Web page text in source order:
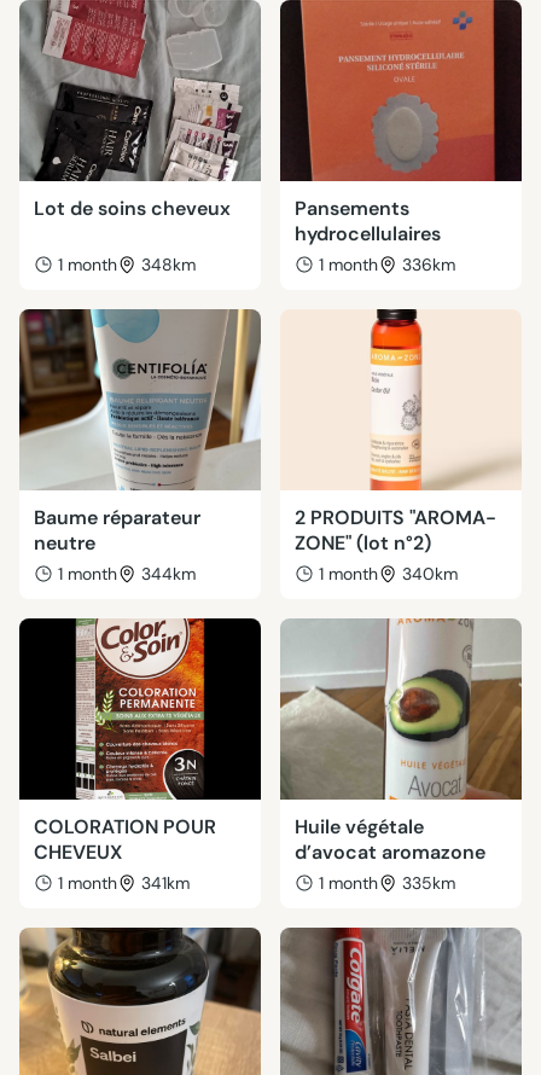
Lot de soins cheveux
1 month 348km
Pansements
hydrocellulaires
1 month 336km
Baume réparateur
neutre
1 month 344km
2 PRODUITS "AROMA-
ZONE" (lot n°2)
1 month 340km
COLORATION POUR
CHEVEUX
1 month 341km
Huile végétale
d’avocat aromazone
1 month 335km